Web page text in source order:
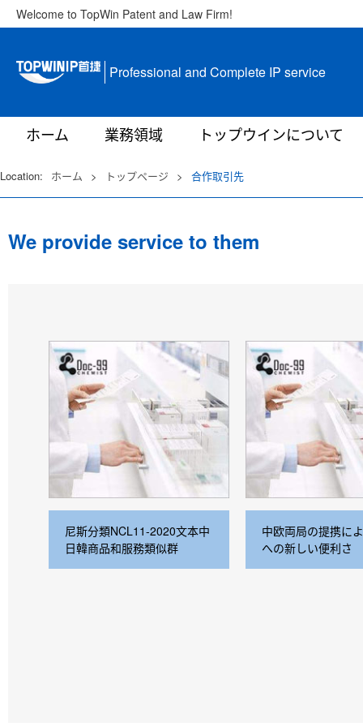
Welcome to TopWin Patent and Law Firm!
Professional and Complete IP service
ホーム 業務領域 トップウインについて
Location: ホーム > トップページ > 合作取引先
We provide service to them
尼斯分類NCL11-2020文本中
日韓商品和服務類似群
中欧両局の提携に
への新しい便利さ